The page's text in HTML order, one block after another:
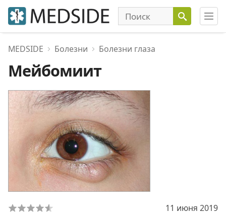
MEDSIDE Болезни Болезни глаза
Мейбомиит
11 июня 2019